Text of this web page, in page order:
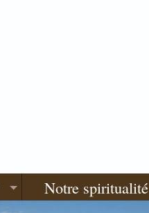
Notre spiritualité